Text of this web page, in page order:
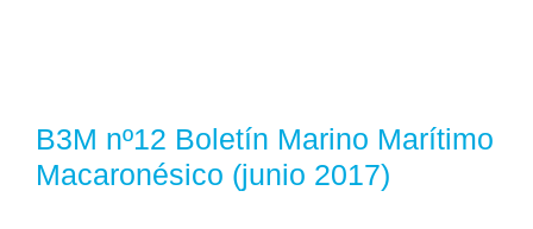
B3M nº12 Boletín Marino Marítimo
Macaronésico (junio 2017)